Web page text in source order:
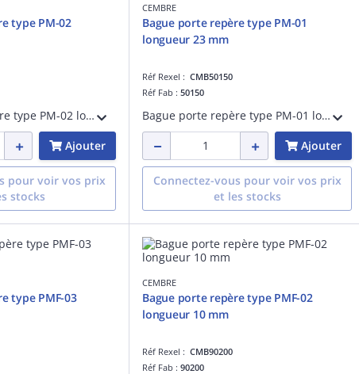
type PM-02
Bague porte repère type PM-02 longueur 23 mm
Ajouter
pour voir vos prix
stocks
CEMBRE
Bague porte repère type PM-01
longueur 23 mm
Réf Rexel : CMB50150
Réf Fab : 50150
Bague porte repère type PM-01 longueur 23 mm
Ajouter
Connectez-vous pour voir vos prix
et les stocks
type PMF-03
CEMBRE
Bague porte repère type PMF-02
longueur 10 mm
Réf Rexel : CMB90200
Réf Fab : 90200